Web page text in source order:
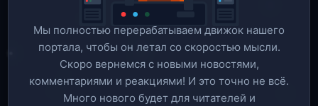
Мы полностью перерабатываем движок нашего
портала, чтобы он летал со скоростью мысли.
Скоро вернемся c новыми новостями,
комментариями и реакциями! И это точно не всё.
Много нового будет для читателей и